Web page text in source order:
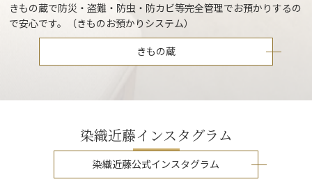
きもの蔵で防災・盗難・防虫・防カビ等完全管理でお預かりするの
で安心です。（きものお預かりシステム）
きもの蔵
染織近藤インスタグラム
染織近藤公式インスタグラム